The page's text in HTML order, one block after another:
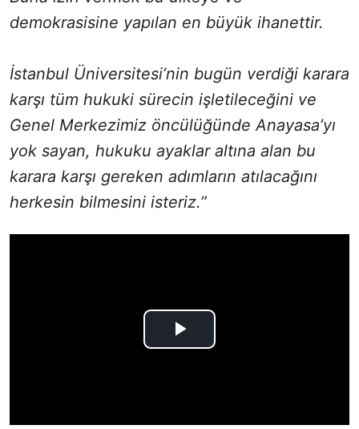
demokrasisine yapılan en büyük ihanettir.
İstanbul Üniversitesi’nin bugün verdiği karara
karşı tüm hukuki sürecin işletileceğini ve
Genel Merkezimiz öncülüğünde Anayasa’yı
yok sayan, hukuku ayaklar altına alan bu
karara karşı gereken adımların atılacağını
herkesin bilmesini isteriz.”